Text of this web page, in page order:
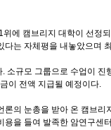
에 캠브리지 대학이 선
는 자체평을 내놓았으며
소규모 그룹으로 수업이
이 전액 지급될 예정이다.
의 눈총을 받아 온 캠브
을 들여 발족한 암연구